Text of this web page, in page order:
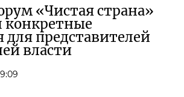
«Чистая страна»
конкретные
для представителей
власти